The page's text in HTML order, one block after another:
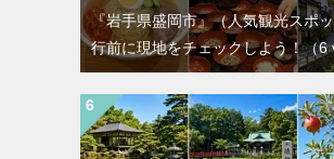
『岩手県盛岡市』（人気観光スポ
行前に現地をチェックしよう！（6